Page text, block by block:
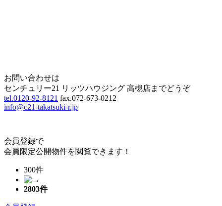
お問い合わせは
センチュリー21 リッツハウジング 高槻店までどうぞ
tel.0120-92-8121 fax.072-673-0212
info@c21-takatsuki-r.jp
会員登録で
会員限定公開物件を閲覧できます！
300件
2803件